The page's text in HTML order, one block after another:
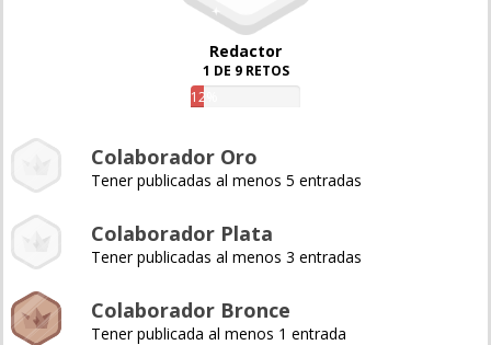
Redactor
1 DE 9 RETOS
12%
Colaborador Oro
Tener publicadas al menos 5 entradas
Colaborador Plata
Tener publicadas al menos 3 entradas
Colaborador Bronce
Tener publicada al menos 1 entrada